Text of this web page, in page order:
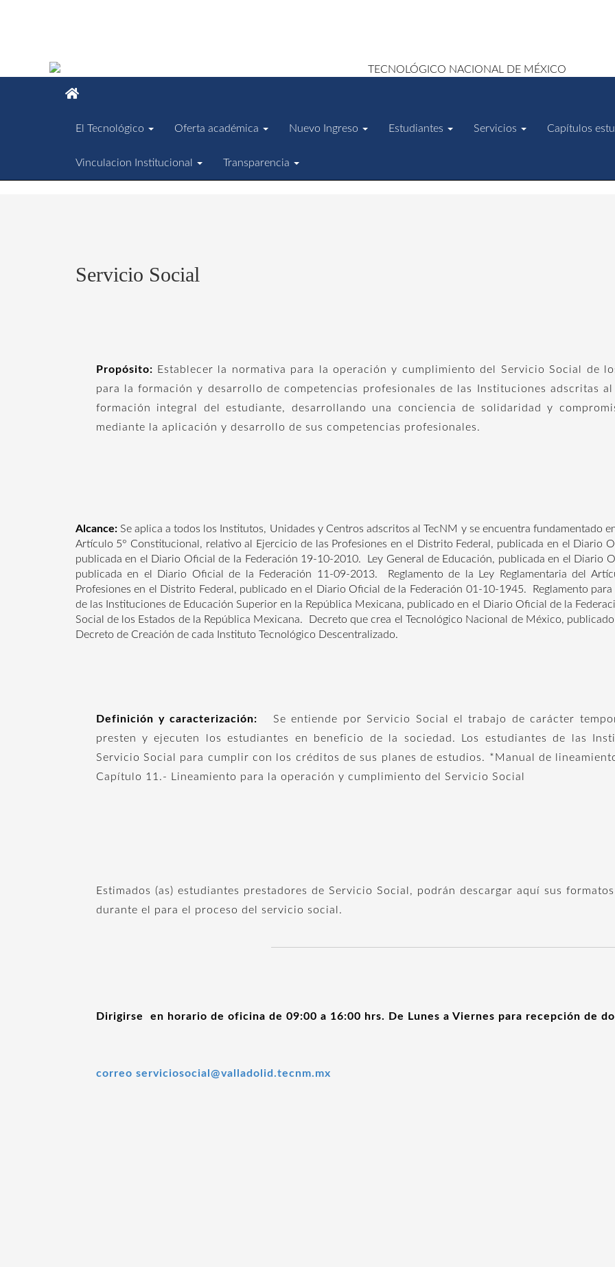
El Tecnológico Oferta académica Nuevo Ingreso Estudiantes Servicios Capítulos
Vinculacion Institucional Transparencia
Servicio Social
Propósito: Establecer la normativa para la operación y cumplimiento del Servicio Social de
para la formación y desarrollo de competencias profesionales de las Instituciones adscritas
formación integral del estudiante, desarrollando una conciencia de solidaridad y
mediante la aplicación y desarrollo de sus competencias profesionales.
Alcance: Se aplica a todos los Institutos, Unidades y Centros adscritos al TecNM y se encuentra fundamentado
Artículo 5° Constitucional, relativo al Ejercicio de las Profesiones en el Distrito Federal, publicada en el Diario
publicada en el Diario Oficial de la Federación 19-10-2010. Ley General de Educación, publicada en el Diario
publicada en el Diario Oficial de la Federación 11-09-2013. Reglamento de la Ley Reglamentaria del
Profesiones en el Distrito Federal, publicado en el Diario Oficial de la Federación 01-10-1945. Reglamento
de las Instituciones de Educación Superior en la República Mexicana, publicado en el Diario Oficial de la
Social de los Estados de la República Mexicana. Decreto que crea el Tecnológico Nacional de México,
Decreto de Creación de cada Instituto Tecnológico Descentralizado.
Definición y caracterización: Se entiende por Servicio Social el trabajo de carácter
presten y ejecuten los estudiantes en beneficio de la sociedad. Los estudiantes de las
Servicio Social para cumplir con los créditos de sus planes de estudios. *Manual de
Capítulo 11.- Lineamiento para la operación y cumplimiento del Servicio Social
Estimados (as) estudiantes prestadores de Servicio Social, podrán descargar aquí sus
durante el para el proceso del servicio social.
Dirigirse en horario de oficina de 09:00 a 16:00 hrs. De Lunes a Viernes para recepción de
correo serviciosocial@valladolid.tecnm.mx